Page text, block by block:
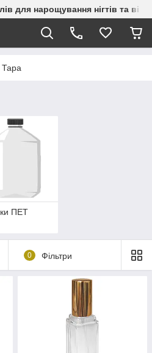
для нарощування нігтів та вій
Тара
ПЕТ
0 Фільтри